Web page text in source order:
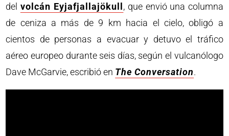
del volcán Eyjafjallajökull, que envió una columna
de ceniza a más de 9 km hacia el cielo, obligó a
cientos de personas a evacuar y detuvo el tráfico
aéreo europeo durante seis días, según el vulcanólogo
Dave McGarvie, escribió en The Conversation.